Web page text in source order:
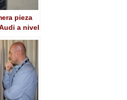
pieza
a nivel